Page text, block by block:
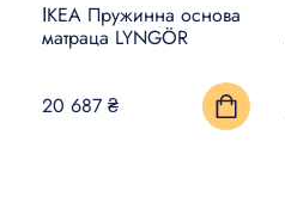
ІКЕА Пружинна основа
матраца LYNGÖR
20 687 ₴